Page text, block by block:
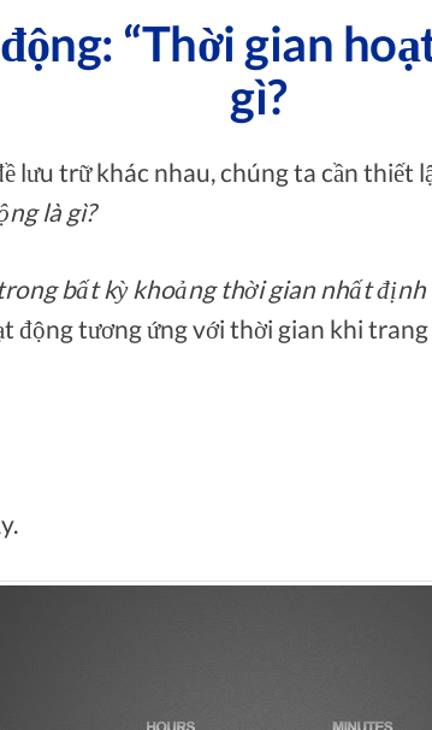
“Thời gian
gì?
lưu trữ khác nhau, chúng ta cần thiết
là gì?
bất kỳ khoảng thời gian nhất
động tương ứng với thời gian khi